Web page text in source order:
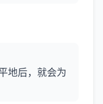
地后，就会为